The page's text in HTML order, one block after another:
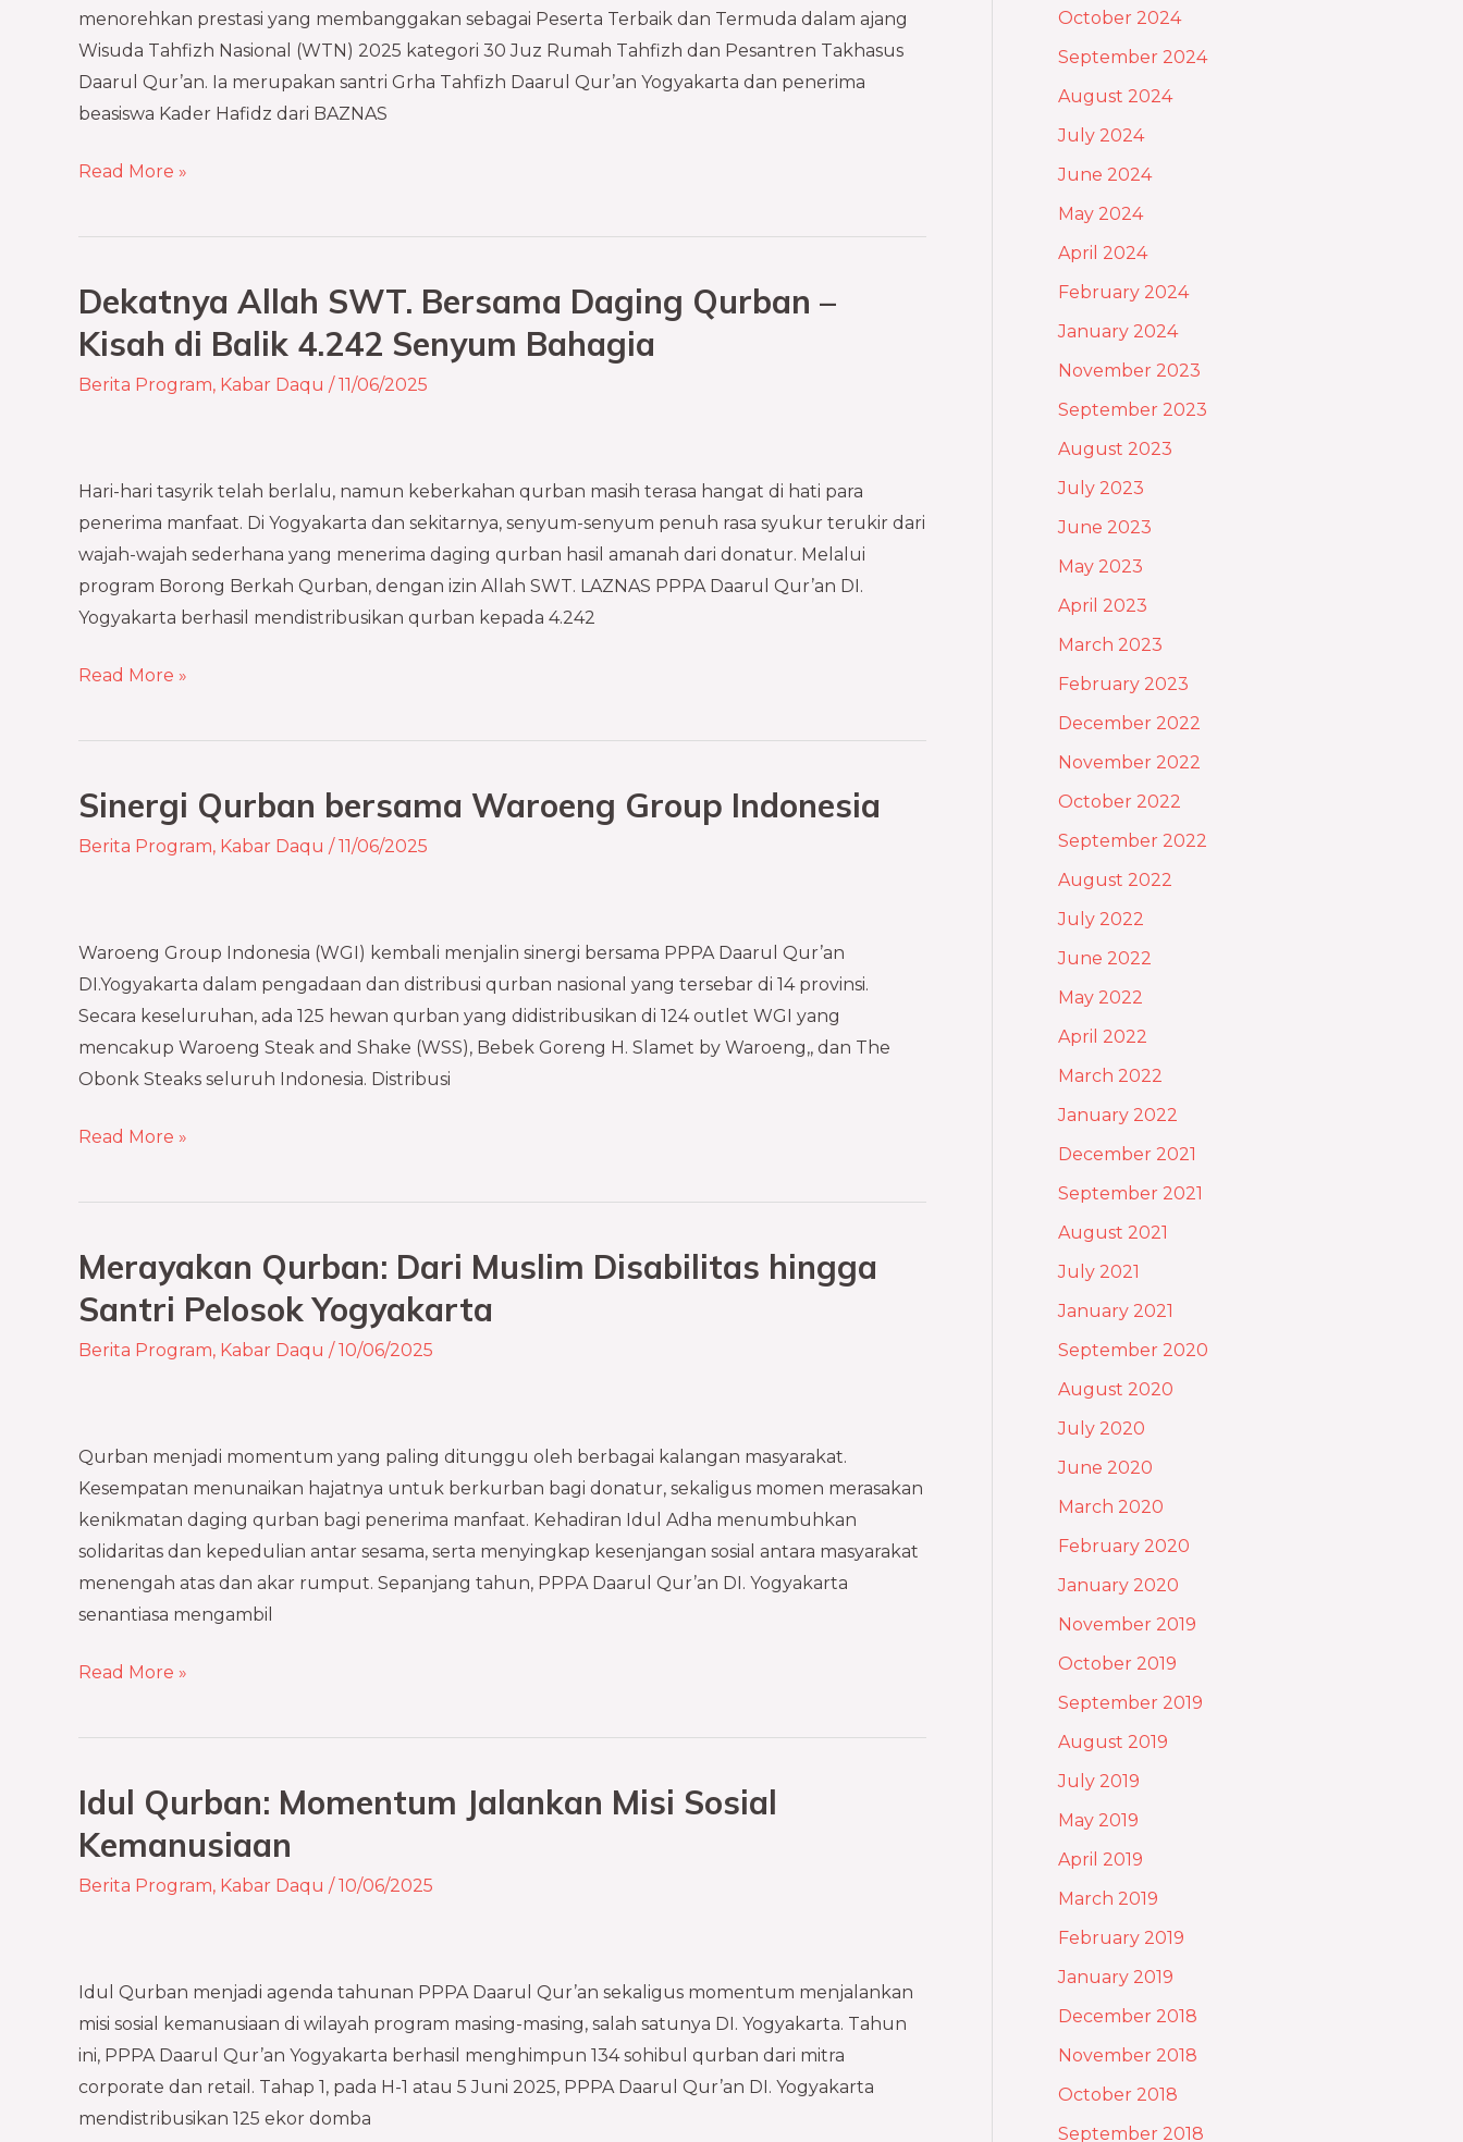
menorehkan prestasi yang membanggakan sebagai Peserta Terbaik dan Termuda dalam ajang
Wisuda Tahfizh Nasional (WTN) 2025 kategori 30 Juz Rumah Tahfizh dan Pesantren Takhasus
Daarul Qur’an. Ia merupakan santri Grha Tahfizh Daarul Qur’an Yogyakarta dan penerima
beasiswa Kader Hafidz dari BAZNAS
Program
Dakwah
Al-
Qur’an
Read More »
Dekatnya Allah SWT. Bersama Daging Qurban –
Kisah di Balik 4.242 Senyum Bahagia
Berita Program, Kabar Daqu /11/06/2025
Hari-hari tasyrik telah berlalu, namun keberkahan qurban masih terasa hangat di hati para
penerima manfaat. Di Yogyakarta dan sekitarnya, senyum-senyum penuh rasa syukur terukir dari
wajah-wajah sederhana yang menerima daging qurban hasil amanah dari donatur. Melalui
program Borong Berkah Qurban, dengan izin Allah SWT. LAZNAS PPPA Daarul Qur’an DI.
Yogyakarta berhasil mendistribusikan qurban kepada 4.242
Dekatnya
Allah
SWT.
Bersama
–
Kisah
di
Balik
4.242
Bahagia
Read More »
Sinergi Qurban bersama Waroeng Group Indonesia
Berita Program, Kabar Daqu /11/06/2025
Waroeng Group Indonesia (WGI) kembali menjalin sinergi bersama PPPA Daarul Qur’an
DI.Yogyakarta dalam pengadaan dan distribusi qurban nasional yang tersebar di 14 provinsi.
Secara keseluruhan, ada 125 hewan qurban yang didistribusikan di 124 outlet WGI yang
mencakup Waroeng Steak and Shake (WSS), Bebek Goreng H. Slamet by Waroeng,, dan The
Obonk Steaks seluruh Indonesia. Distribusi
Sinergi
Indonesia
Read More »
Merayakan Qurban: Dari Muslim Disabilitas hingga
Santri Pelosok Yogyakarta
Berita Program, Kabar Daqu /10/06/2025
Qurban menjadi momentum yang paling ditunggu oleh berbagai kalangan masyarakat.
Kesempatan menunaikan hajatnya untuk berkurban bagi donatur, sekaligus momen merasakan
kenikmatan daging qurban bagi penerima manfaat. Kehadiran Idul Adha menumbuhkan
solidaritas dan kepedulian antar sesama, serta menyingkap kesenjangan sosial antara masyarakat
menengah atas dan akar rumput. Sepanjang tahun, PPPA Daarul Qur’an DI. Yogyakarta
senantiasa mengambil
Merayakan
Qurban:
Dari
Muslim
Santri
Pelosok
Yogyakarta
Read More »
Idul Qurban: Momentum Jalankan Misi Sosial
Kemanusiaan
Berita Program, Kabar Daqu /10/06/2025
Idul Qurban menjadi agenda tahunan PPPA Daarul Qur’an sekaligus momentum menjalankan
misi sosial kemanusiaan di wilayah program masing-masing, salah satunya DI. Yogyakarta. Tahun
ini, PPPA Daarul Qur’an Yogyakarta berhasil menghimpun 134 sohibul qurban dari mitra
corporate dan retail. Tahap 1, pada H-1 atau 5 Juni 2025, PPPA Daarul Qur’an DI. Yogyakarta
mendistribusikan 125 ekor domba
Idul
Qurban:
Momentum
Jalankan
Kemanusiaan
October 2024
September 2024
August 2024
July 2024
June 2024
May 2024
April 2024
February 2024
January 2024
November 2023
September 2023
August 2023
July 2023
June 2023
May 2023
April 2023
March 2023
February 2023
December 2022
November 2022
October 2022
September 2022
August 2022
July 2022
June 2022
May 2022
April 2022
March 2022
January 2022
December 2021
September 2021
August 2021
July 2021
January 2021
September 2020
August 2020
July 2020
June 2020
March 2020
February 2020
January 2020
November 2019
October 2019
September 2019
August 2019
July 2019
May 2019
April 2019
March 2019
February 2019
January 2019
December 2018
November 2018
October 2018
September 2018